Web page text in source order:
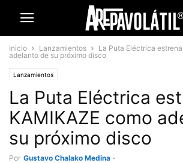
Inicio Lanzamientos
La Puta Eléctrica
adelanto de su próximo disco
Lanzamientos
La Puta Eléctrica
KAMIKAZE como
su próximo disco
Por Gustavo Chalako Medina -